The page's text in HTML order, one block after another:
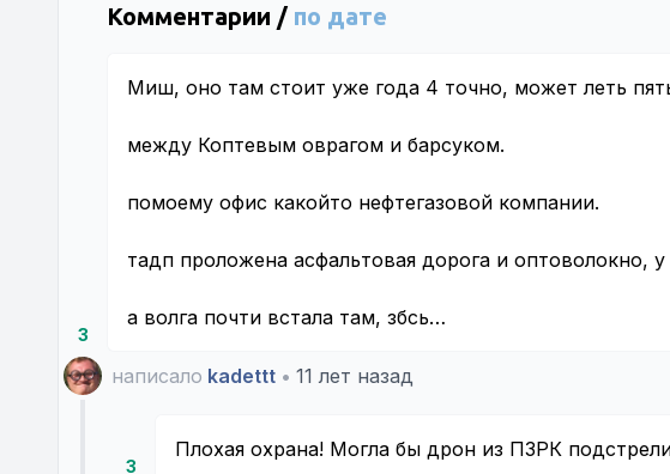
Комментарии / по дате
3
Миш, оно там стоит уже года 4 точно, может леть
между Коптевым оврагом и барсуком.
помоему офис какойто нефтегазовой компании.
тадп проложена асфальтовая дорога и оптоволокно,
а волга почти встала там, збсь…
написало kadettt • 11 лет назад
3
Плохая охрана! Могла бы дрон из ПЗРК